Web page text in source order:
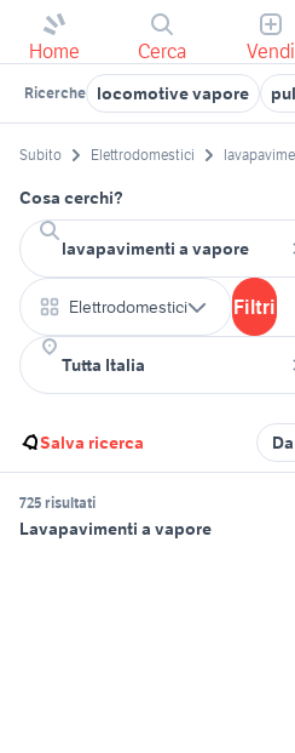
Home Cerca Vendi
Ricerche locomotive vapore
Subito Elettrodomestici
Cosa cerchi?
Elettrodomestici Filtri
Salva ricerca
725 risultati
Lavapavimenti a vapore